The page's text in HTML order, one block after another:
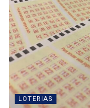
LOTERIAS